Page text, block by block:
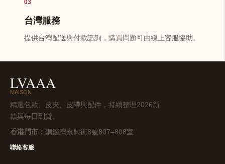
03
台灣服務
提供台灣配送與付款諮詢，購買問題可由線上客服協助。
LVAAA
MAISON
精選包款、皮夾、皮帶與配件，持續整理2026新
款與每日到貨。
香港門市： 銅鑼灣永興街8號807–808室
聯絡客服